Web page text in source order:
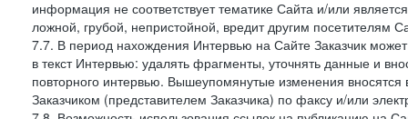
информация не соответствует тематике Сайта и/или
ложной, грубой, непристойной, вредит другим посетителям
7.7. В период нахождения Интервью на Сайте Заказчик
в текст Интервью: удалять фрагменты, уточнять данные и
повторного интервью. Вышеупомянутые изменения
Заказчиком (представителем Заказчика) по факсу и/или